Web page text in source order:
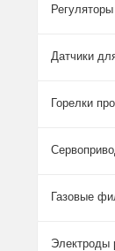
Датчики
Горелки
Газовые
Электроды